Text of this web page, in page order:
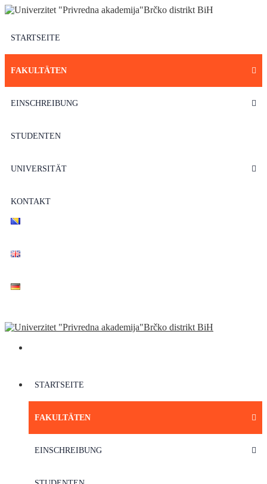
STARTSEITE
FAKULTÄTEN
EINSCHREIBUNG
STUDENTEN
UNIVERSITÄT
KONTAKT
STARTSEITE
FAKULTÄTEN
EINSCHREIBUNG